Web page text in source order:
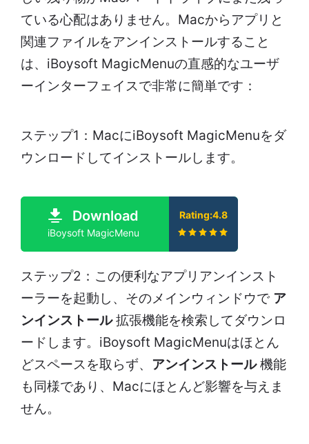
ている心配はありません。Macからアプリと
関連ファイルをアンインストールすること
は、iBoysoft MagicMenuの直感的なユーザ
ーインターフェイスで非常に簡単です：
ステップ1：MacにiBoysoft MagicMenuをダ
ウンロードしてインストールします。
Download
iBoysoft MagicMenu
Rating:4.8
ステップ2：この便利なアプリアンインスト
ーラーを起動し、そのメインウィンドウで ア
ンインストール拡張機能を検索してダウンロ
ードします。iBoysoft MagicMenuはほとん
どスペースを取らず、 アンインストール機能
も同様であり、Macにほとんど影響を与えま
せん。